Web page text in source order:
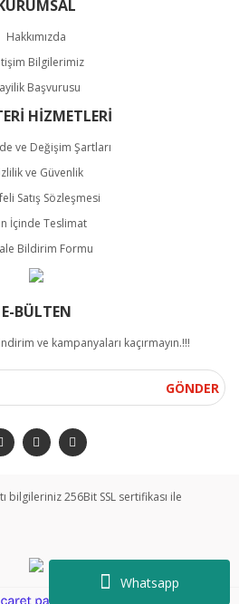
Whatsapp
Hakkımızda
Bilgilerimiz
Başvurusu
HİZMETLERİ
ve Değişim Şartları
ve Güvenlik
Satış Sözleşmesi
İçinde Teslimat
Bildirim Formu
E-BÜLTEN
ve kampanyaları kaçırmayın.!!!
GÖNDER
bilgileriniz 256Bit SSL sertifikası ile